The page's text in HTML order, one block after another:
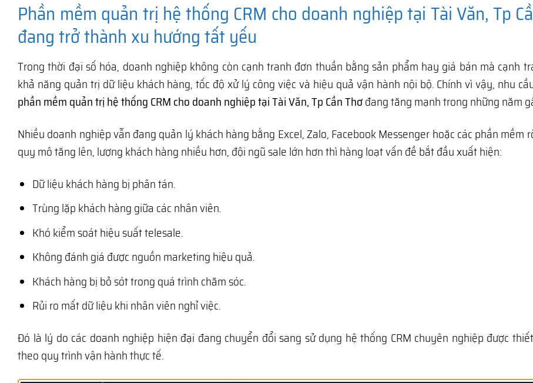
Phần mềm quản trị hệ thống CRM cho doanh nghiệp tại Tài Văn, Tp
đang trở thành xu hướng tất yếu
Trong thời đại số hóa, doanh nghiệp không còn cạnh tranh đơn thuần bằng sản phẩm hay giá bán mà cạnh
khả năng quản trị dữ liệu khách hàng, tốc độ xử lý công việc và hiệu quả vận hành nội bộ. Chính vì vậy, nhu
phần mềm quản trị hệ thống CRM cho doanh nghiệp tại Tài Văn, Tp Cần Thơđang tăng mạnh trong những năm
Nhiều doanh nghiệp vẫn đang quản lý khách hàng bằng Excel, Zalo, Facebook Messenger hoặc các phần mềm
quy mô tăng lên, lượng khách hàng nhiều hơn, đội ngũ sale lớn hơn thì hàng loạt vấn đề bắt đầu xuất hiện:
Dữ liệu khách hàng bị phân tán.
Trùng lặp khách hàng giữa các nhân viên.
Khó kiểm soát hiệu suất telesale.
Không đánh giá được nguồn marketing hiệu quả.
Khách hàng bị bỏ sót trong quá trình chăm sóc.
Rủi ro mất dữ liệu khi nhân viên nghỉ việc.
Đó là lý do các doanh nghiệp hiện đại đang chuyển đổi sang sử dụng hệ thống CRM chuyên nghiệp được
theo quy trình vận hành thực tế.